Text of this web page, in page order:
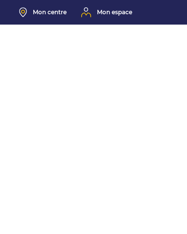
Mon centre Mon espace